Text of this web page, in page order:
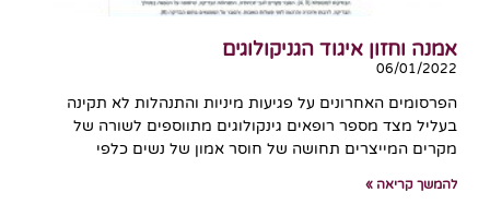
אמנה וחזון איגוד הגניקולוגים
06/01/2022
הפרסומים האחרונים על פגיעות מיניות והתנהלות לא תקינה
בעליל מצד מספר רופאים גינקולוגים מתווספים לשורה של
מקרים המייצרים תחושה של חוסר אמון של נשים כלפי
להמשך קריאה »